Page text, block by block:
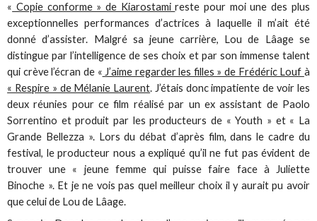
« Copie conforme » de Kiarostamireste pour moi une des plus
exceptionnelles performances d’actrices à laquelle il m’ait été
donné d’assister. Malgré sa jeune carrière, Lou de Lâage se
distingue par l’intelligence de ses choix et par son immense talent
qui crève l’écran de « J’aime regarder les filles » de Frédéric Louf à
« Respire » de Mélanie Laurent. J’étais donc impatiente de voir les
deux réunies pour ce film réalisé par un ex assistant de Paolo
Sorrentino et produit par les producteurs de « Youth » et « La
Grande Bellezza ». Lors du débat d’après film, dans le cadre du
festival, le producteur nous a expliqué qu’il ne fut pas évident de
trouver une « jeune femme qui puisse faire face à Juliette
Binoche ». Et je ne vois pas quel meilleur choix il y aurait pu avoir
que celui de Lou de Lâage.